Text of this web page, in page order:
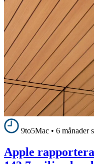
9to5Mac • 6 månader
Apple